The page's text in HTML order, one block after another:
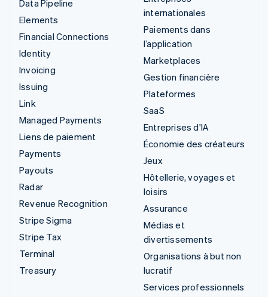
Data Pipeline
Elements
Financial Connections
Identity
Invoicing
Issuing
Link
Managed Payments
Liens de paiement
Payments
Payouts
Radar
Revenue Recognition
Stripe Sigma
Stripe Tax
Terminal
Treasury
internationales
Paiements dans
l’application
Marketplaces
Gestion financière
Plateformes
SaaS
Entreprises d'IA
Économie des créateurs
Jeux
Hôtellerie, voyages et
loisirs
Assurance
Médias et
divertissements
Organisations à but non
lucratif
Services professionnels